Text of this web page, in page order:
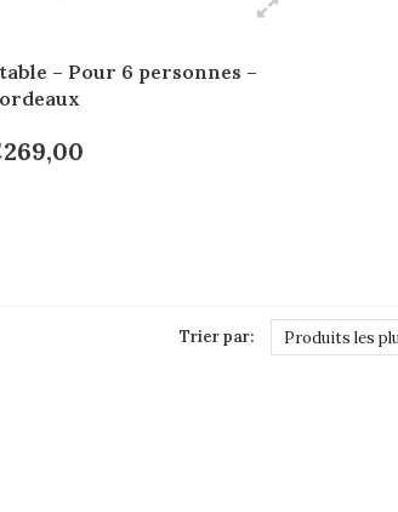
– Pour 6 personnes –
Trier par: Produits les